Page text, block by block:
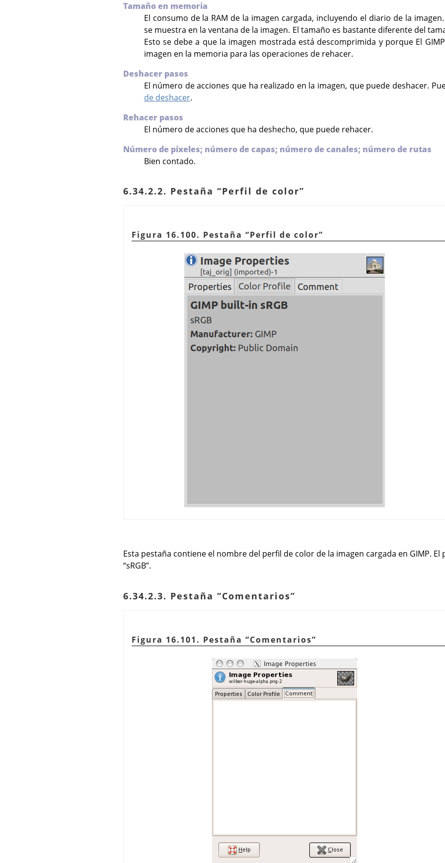
Tamaño en memoria
El consumo de la RAM de la imagen cargada, incluyendo el diario de la
se muestra en la ventana de la imagen. El tamaño es bastante diferente del
Esto se debe a que la imagen mostrada está descomprimida y porque El GIMP
imagen en la memoria para las operaciones de rehacer.
Deshacer pasos
El número de acciones que ha realizado en la imagen, que puede deshacer.
de deshacer.
Rehacer pasos
El número de acciones que ha deshecho, que puede rehacer.
Número de píxeles; número de capas; número de canales; número de rutas
Bien contado.
6.34.2.2. Pestaña “Perfil de color”
Figura 16.100. Pestaña “Perfil de color”
Esta pestaña contiene el nombre del perfil de color de la imagen cargada en GIMP.
“sRGB”.
6.34.2.3. Pestaña “Comentarios”
Figura 16.101. Pestaña “Comentarios”